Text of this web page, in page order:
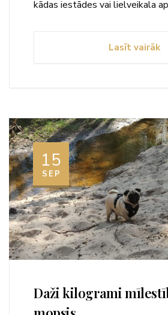
kādas iestādes vai lielveikala
Lasīt vairāk
15
SEP
Daži kilogrami